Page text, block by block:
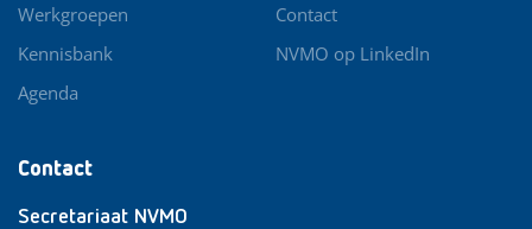
Contact
Secretariaat NVMO
Werkgroepen
Kennisbank
Agenda
Contact
NVMO op LinkedIn